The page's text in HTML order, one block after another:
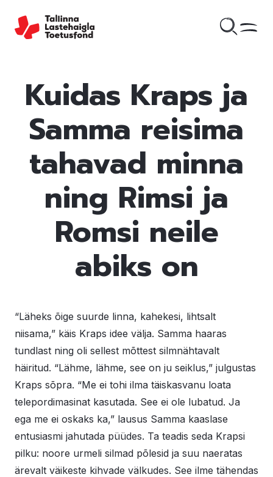
Kuidas Kraps ja
Samma reisima
tahavad minna
ning Rimsi ja
Romsi neile
abiks on
“Läheks õige suurde linna, kahekesi, lihtsalt
niisama,” käis Kraps idee välja. Samma haaras
tundlast ning oli sellest mõttest silmnähtavalt
häiritud. “Lähme, lähme, see on ju seiklus,” julgustas
Kraps sõpra. “Me ei tohi ilma täiskasvanu loata
telepordimasinat kasutada. See ei ole lubatud. Ja
ega me ei oskaks ka,” lausus Samma kaaslase
entusiasmi jahutada püüdes. Ta teadis seda Krapsi
pilku: noore urmeli silmad põlesid ja suu naeratas
ärevalt väikeste kihvade välkudes. See ilme tähendas